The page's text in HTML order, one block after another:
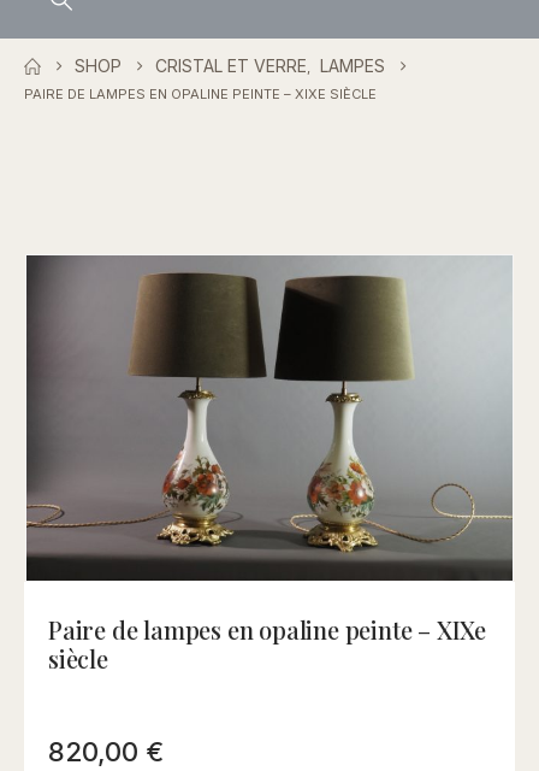
SHOP CRISTAL ET VERRE, LAMPES
PAIRE DE LAMPES EN OPALINE PEINTE – XIXE SIÈCLE
Paire de lampes en opaline peinte – XIXe
siècle
820,00 €